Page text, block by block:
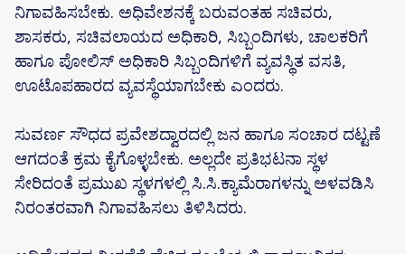
ನಿಗಾವಹಿಸಬೇಕು. ಅಧಿವೇಶನಕ್ಕೆ ಬರುವಂತಹ ಸಚಿವರು,
ಶಾಸಕರು, ಸಚಿವಲಾಯದ‌ ಅಧಿಕಾರಿ, ಸಿಬ್ಬಂದಿಗಳು, ಚಾಲಕರಿಗೆ
ಹಾಗೂ ಪೋಲಿಸ್ ಅಧಿಕಾರಿ ಸಿಬ್ಬಂದಿಗಳಿಗೆ ವ್ಯವಸ್ಥಿತ ವಸತಿ,
ಊಟೊಪಹಾರದ ವ್ಯವಸ್ಥೆಯಾಗಬೇಕು ಎಂದರು.
ಸುವರ್ಣ ಸೌಧದ ಪ್ರವೇಶದ್ವಾರದಲ್ಲಿ ಜನ ಹಾಗೂ ಸಂಚಾರ ದಟ್ಟಣೆ
ಆಗದಂತೆ ಕ್ರಮ ಕೈಗೊಳ್ಳಬೇಕು. ಅಲ್ಲದೇ ಪ್ರತಿಭಟನಾ ಸ್ಥಳ
ಸೇರಿದಂತೆ ಪ್ರಮುಖ ಸ್ಥಳಗಳಲ್ಲಿ ಸಿ.ಸಿ.ಕ್ಯಾಮೆರಾಗಳನ್ನು ಅಳವಡಿಸಿ
ನಿರಂತರವಾಗಿ ನಿಗಾವಹಿಸಲು ತಿಳಿಸಿದರು.